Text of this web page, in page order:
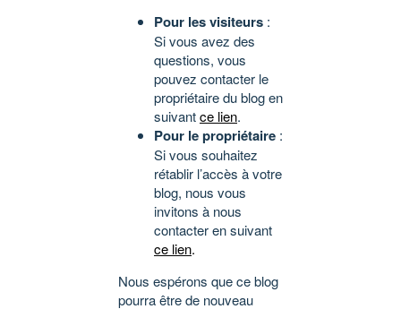
Pour les visiteurs :
Si vous avez des
questions, vous
pouvez contacter le
propriétaire du blog en
suivantce lien.
Pour le propriétaire :
Si vous souhaitez
rétablir l’accès à votre
blog, nous vous
invitons à nous
contacter en suivant
ce lien.
Nous espérons que ce blog
pourra être de nouveau